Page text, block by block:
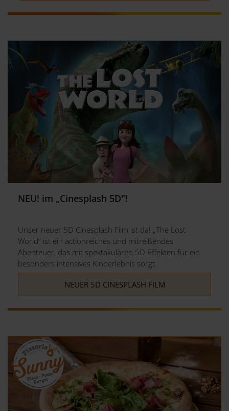
NEU! im „Cinesplash 5D"!
Unser neuer 5D Cinesplash Film ist da! „The Lost
World“ ist ein actionreiches und mitreißendes
Abenteuer, das mit spektakulären 5D-Effekten für ein
besonders intensives Kinoerlebnis sorgt.
NEUER 5D CINESPLASH FILM